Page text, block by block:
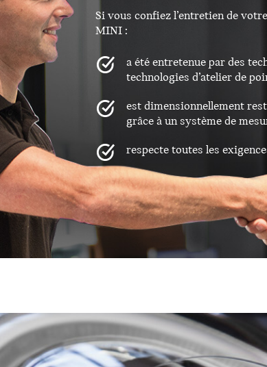
Si vous confiez l’entretien de
MINI :
a été entretenue par des
technologies d’atelier de
est dimensionnellement
grâce à un système de
respecte toutes les